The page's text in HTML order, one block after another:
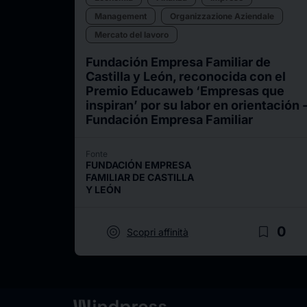
Management
Organizzazione Aziendale
Mercato del lavoro
Fundación Empresa Familiar de
Castilla y León, reconocida con el
Premio Educaweb ‘Empresas que
inspiran’ por su labor en orientación -
Fundación Empresa Familiar
Fonte
FUNDACIÓN EMPRESA
FAMILIAR DE CASTILLA
Y LEÓN
target Scopri affinità bookmark_border 0